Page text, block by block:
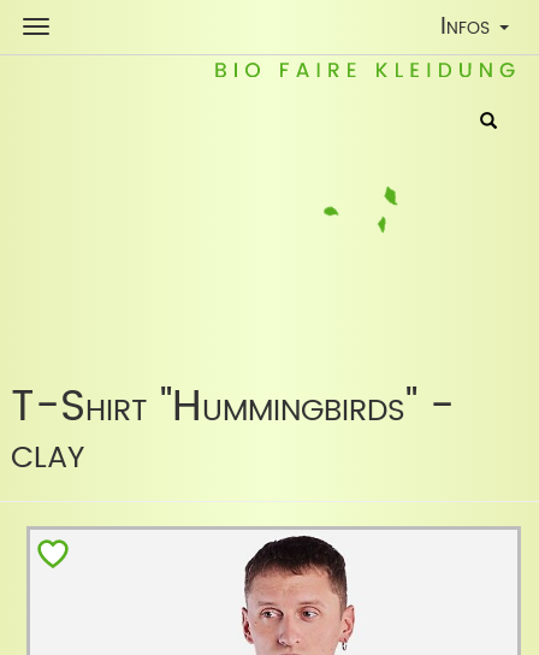
Toggle
Infos
T-Shirt "Hummingbirds" -
clay